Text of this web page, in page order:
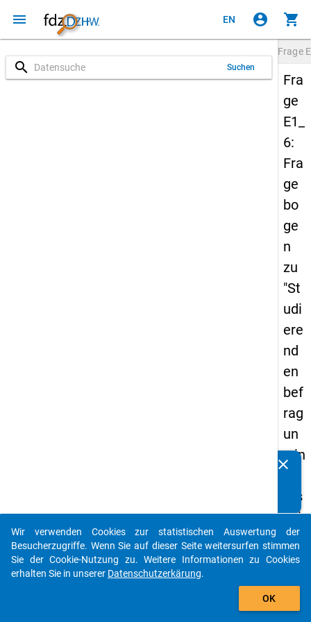
menu EN account_circle shopping_cart
search Suchen
Frage
Fra
ge
E1_
6:
Fra
ge
bo
ge
n
zu
"St
udi
ere
nd
en
bef
rag
un
g in
uts
chl
an
d
clear
auto_stories
add_shopping_cart
Wir verwenden Cookies zur statistischen Auswertung der
Besucherzugriffe. Wenn Sie auf dieser Seite weitersurfen stimmen
Sie der Cookie-Nutzung zu. Weitere Informationen zu Cookies
erhalten Sie in unserer Datenschutzerkärung.
OK